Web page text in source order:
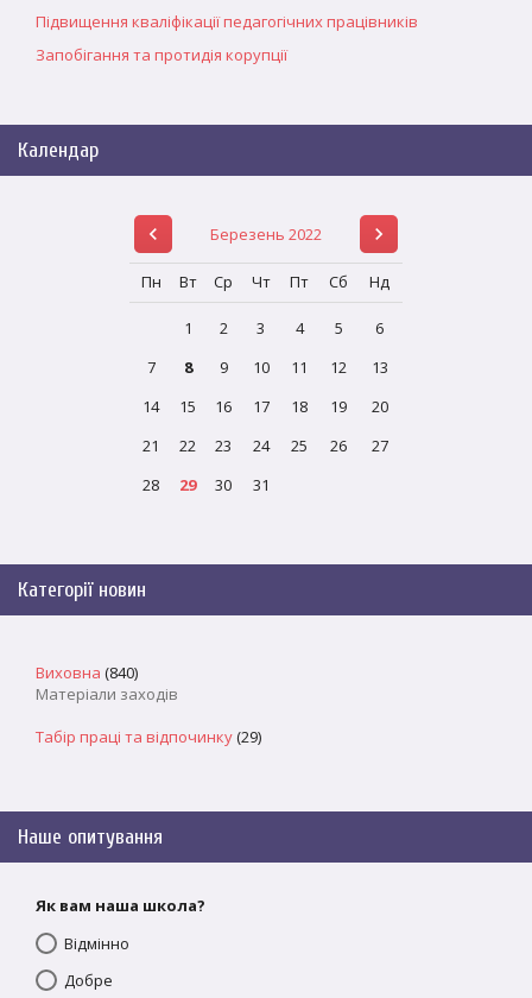
Підвищення кваліфікації педагогічних працівників
Запобігання та протидія корупції
Календар
Березень 2022
Пн Вт Ср Чт Пт Сб Нд
1 2 3 4 5
6
7
8 9 10 11 12
13
14
15 16 17 18 19
20
21
22 23 24 25 26
27
28
29 30 31
Категорії новин
Виховна (840)
Матеріали заходів
Табір праці та відпочинку(29)
Наше опитування
Як вам наша школа?
Відмінно
Добре